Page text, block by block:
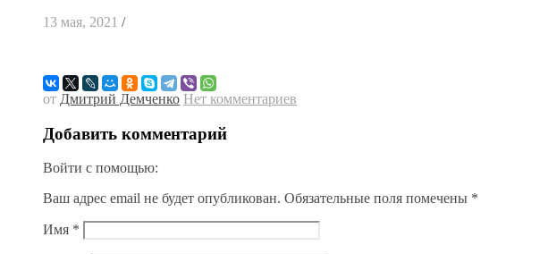
13 мая, 2021 /
от Дмитрий Демченко Нет комментариев
Добавить комментарий
Войти с помощью:
Ваш адрес email не будет опубликован. Обязательные поля помечены *
Имя *